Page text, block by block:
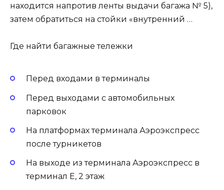
находится напротив ленты выдачи багажа № 5),
затем обратиться на стойки «внутренний …
Где найти багажные тележки
Перед входами в терминалы
Перед выходами с автомобильных
парковок
На платформах терминала Аэроэкспресс
после турникетов
На выходе из терминала Аэроэкспресс в
терминал Е, 2 этаж